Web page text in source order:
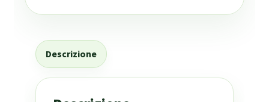
Descrizione